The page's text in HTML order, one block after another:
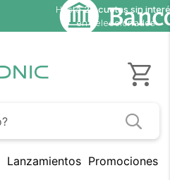
Hasta20 cuotas sin
en seleccionados
Lanzamientos Promociones